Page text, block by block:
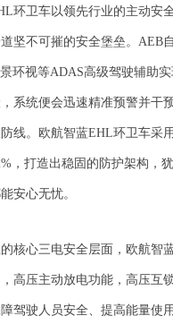
环卫车以领先行业的主动安
坚不可摧的安全堡垒。AEB
环视等ADAS高级驾驶辅助
系统便会迅速精准预警并干
线。欧航智蓝EHL环卫车采
，打造出稳固的防护架构，
安心无忧。
核心三电安全层面，欧航智
高压主动放电功能，高压互
驾驶人员安全、提高能量使